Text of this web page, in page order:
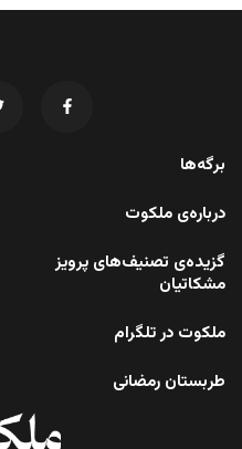
برگه‌ها
درباره‌ی ملکوت
گزیده‌ی تصنیف‌های پرویز
مشکاتیان
ملکوت در تلگرام
طربستان رمضانی